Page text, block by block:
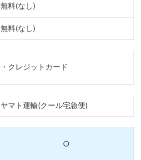
無料(なし)
無料(なし)
・クレジットカード
ヤマト運輸(クール宅急便)
○